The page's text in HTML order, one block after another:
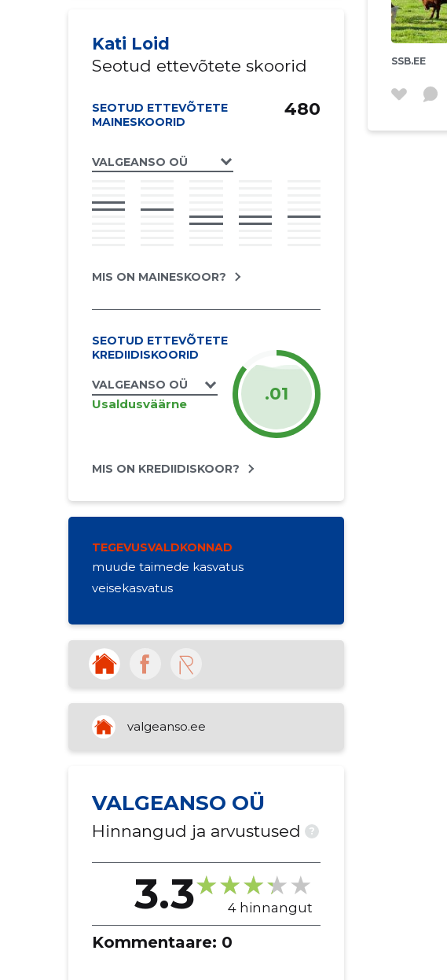
Kati Loid
Seotud ettevõtete skoorid
SEOTUD ETTEVÕTETE
MAINESKOORID
VALGEANSO OÜ
480
MIS ON MAINESKOOR?
SEOTUD ETTEVÕTETE
KREDIIDISKOORID
VALGEANSO OÜ
Usaldusväärne .01
MIS ON KREDIIDISKOOR?
TEGEVUSVALDKONNAD
muude taimede kasvatus
veisekasvatus
valgeanso.ee
VALGEANSO OÜ
Hinnangud ja arvustused ?
3.3 4 hinnangut
Kommentaare: 0
SSB.EE